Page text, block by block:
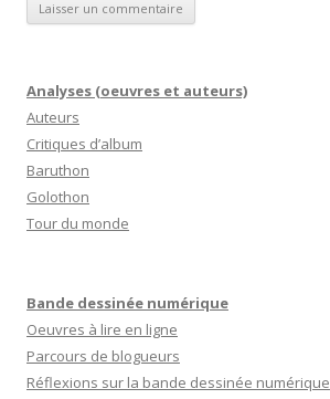
Analyses (oeuvres et auteurs)
Auteurs
Critiques d’album
Baruthon
Golothon
Tour du monde
Bande dessinée numérique
Oeuvres à lire en ligne
Parcours de blogueurs
Réflexions sur la bande dessinée numérique